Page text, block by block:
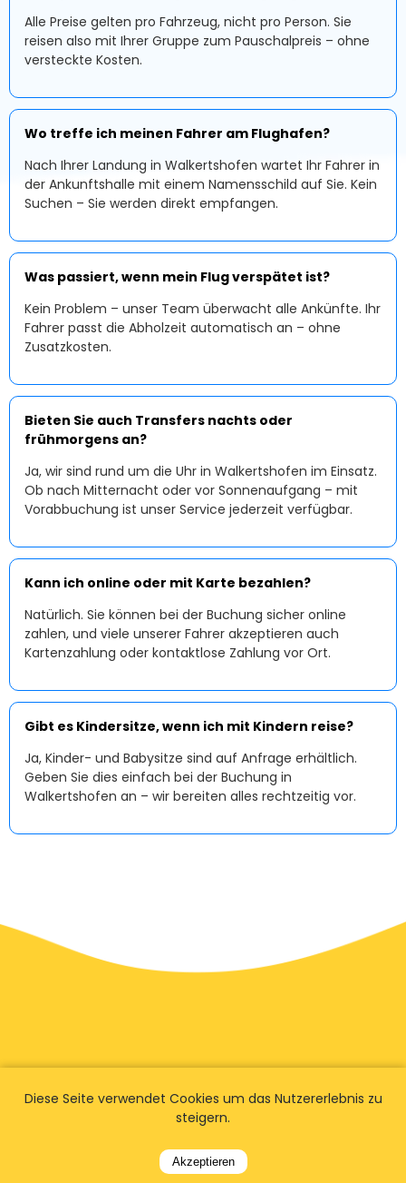
Alle Preise gelten pro Fahrzeug, nicht pro Person. Sie
reisen also mit Ihrer Gruppe zum Pauschalpreis – ohne
versteckte Kosten.
Wo treffe ich meinen Fahrer am Flughafen?
Nach Ihrer Landung in Walkertshofen wartet Ihr Fahrer in
der Ankunftshalle mit einem Namensschild auf Sie. Kein
Suchen – Sie werden direkt empfangen.
Was passiert, wenn mein Flug verspätet ist?
Kein Problem – unser Team überwacht alle Ankünfte. Ihr
Fahrer passt die Abholzeit automatisch an – ohne
Zusatzkosten.
Bieten Sie auch Transfers nachts oder
frühmorgens an?
Ja, wir sind rund um die Uhr in Walkertshofen im Einsatz.
Ob nach Mitternacht oder vor Sonnenaufgang – mit
Vorabbuchung ist unser Service jederzeit verfügbar.
Kann ich online oder mit Karte bezahlen?
Natürlich. Sie können bei der Buchung sicher online
zahlen, und viele unserer Fahrer akzeptieren auch
Kartenzahlung oder kontaktlose Zahlung vor Ort.
Gibt es Kindersitze, wenn ich mit Kindern reise?
Ja, Kinder- und Babysitze sind auf Anfrage erhältlich.
Geben Sie dies einfach bei der Buchung in
Walkertshofen an – wir bereiten alles rechtzeitig vor.
Diese Seite verwendet Cookies um das Nutzererlebnis zu
steigern.
Akzeptieren